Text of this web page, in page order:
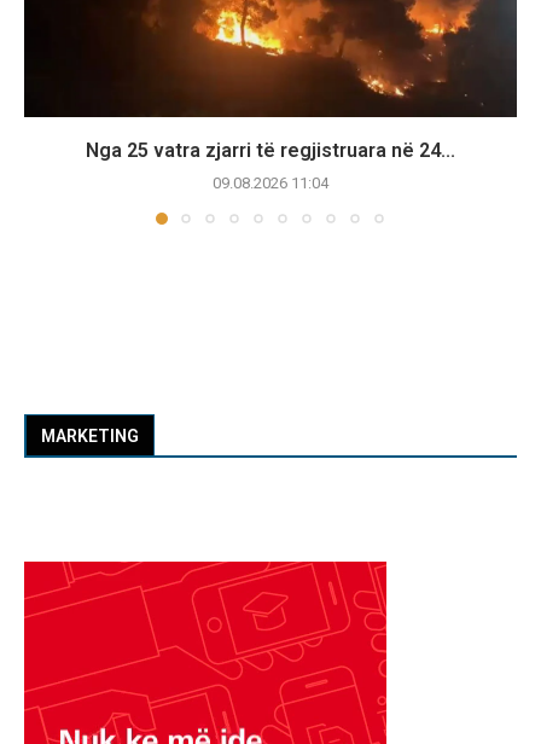
Nga 25 vatra zjarri të regjistruara në 24...
09.08.2026 11:04
MARKETING